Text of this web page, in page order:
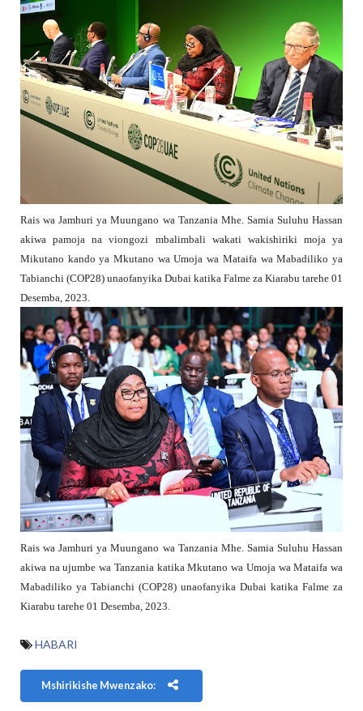
Rais wa Jamhuri ya Muungano wa Tanzania Mhe. Samia Suluhu Hassan
akiwa pamoja na viongozi mbalimbali wakati wakishiriki moja ya
Mikutano kando ya Mkutano wa Umoja wa Mataifa wa Mabadiliko ya
Tabianchi (COP28) unaofanyika Dubai katika Falme za Kiarabu tarehe 01
Desemba, 2023.
Rais wa Jamhuri ya Muungano wa Tanzania Mhe. Samia Suluhu Hassan
akiwa na ujumbe wa Tanzania katika Mkutano wa Umoja wa Mataifa wa
Mabadiliko ya Tabianchi (COP28) unaofanyika Dubai katika Falme za
Kiarabu tarehe 01 Desemba, 2023.
HABARI
Mshirikishe Mwenzako: